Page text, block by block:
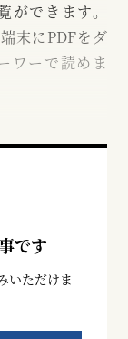
できます。
末にPDFをダ
ワーで読めま
です
いただけま